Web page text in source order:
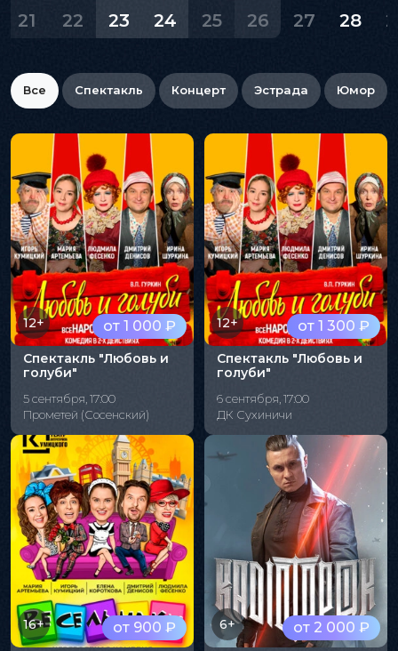
21 22 23 24 25 26 27 28
Все Спектакль Концерт Эстрада Юмор
от 1 000 ₽
12+
Спектакль "Любовь и
голуби"
5 сентября, 17:00
Прометей (Сосенский)
от 1 300 ₽
12+
Спектакль "Любовь и
голуби"
6 сентября, 17:00
ДК Сухиничи
от 900 ₽
16+ от 2 000 ₽
6+